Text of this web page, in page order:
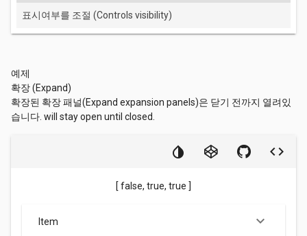
표시여부를 조절 (Controls visibility)
예제
확장 (Expand)
확장된 확장 패널(Expand expansion panels)은 닫기 전까지 열려있
습니다. will stay open until closed.
[ false, true, true ]
Item keyboard_arrow_down